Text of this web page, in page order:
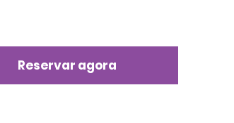
Reservar agora